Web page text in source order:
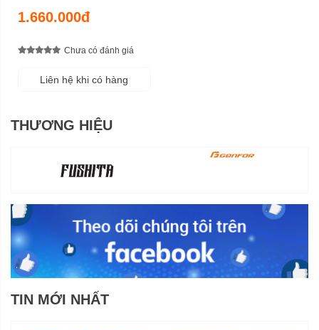
1.660.000đ
Chưa có đánh giá
Liên hệ khi có hàng
THƯƠNG HIỆU
TIN MỚI NHẤT